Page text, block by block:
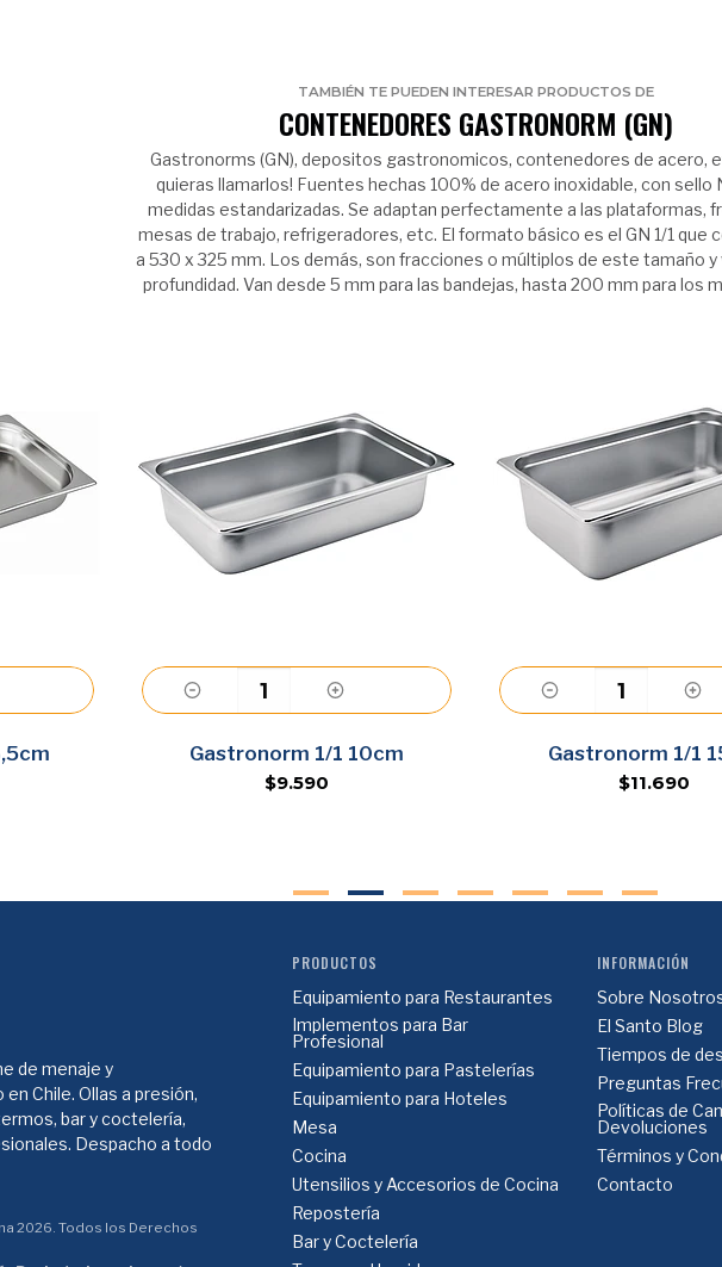
TAMBIÉN TE PUEDEN INTERESAR PRODUCTOS DE
CONTENEDORES GASTRONORM (GN)
Gastronorms (GN), depositos gastronomicos, contenedores de acero,
quieras llamarlos! Fuentes hechas 100% de acero inoxidable, con sello
medidas estandarizadas. Se adaptan perfectamente a las plataformas,
mesas de trabajo, refrigeradores, etc. El formato básico es el GN 1/1 que
a 530 x 325 mm. Los demás, son fracciones o múltiplos de este tamaño y
profundidad. Van desde 5 mm para las bandejas, hasta 200 mm para los
Agregar
Gastronorm 1/1 10cm
$9.590
Agregar
Gastronorm 1/1
$11.690
de menaje y
Chile. Ollas a presión,
bar y coctelería,
Despacho a todo
2026. Todos los Derechos
PRODUCTOS
Equipamiento para Restaurantes
Implementos para Bar
Profesional
Equipamiento para Pastelerías
Equipamiento para Hoteles
Mesa
Cocina
Utensilios y Accesorios de Cocina
Repostería
Bar y Coctelería
INFORMACIÓN
Sobre
El Santo Blog
Tiempos de
Preguntas
Políticas de
Devoluciones
Términos y
Contacto